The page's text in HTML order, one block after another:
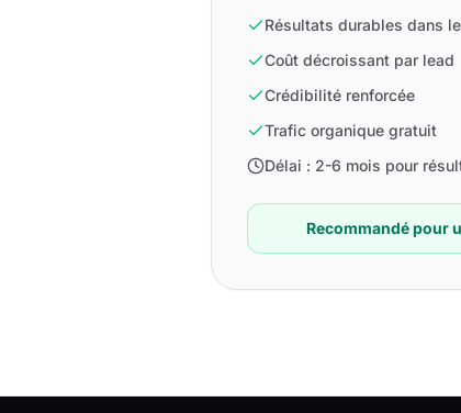
Résultats durables dans
Coût décroissant par lead
Crédibilité renforcée
Trafic organique gratuit
Délai : 2-6 mois pour
Recommandé pour